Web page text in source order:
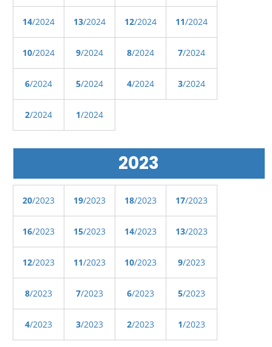
14/2024 13/2024 12/2024 11/2024
10/2024 9/2024 8/2024 7/2024
6/2024 5/2024 4/2024 3/2024
2/2024 1/2024
2023
20/2023 19/2023 18/2023 17/2023
16/2023 15/2023 14/2023 13/2023
12/2023 11/2023 10/2023 9/2023
8/2023 7/2023 6/2023 5/2023
4/2023 3/2023 2/2023 1/2023